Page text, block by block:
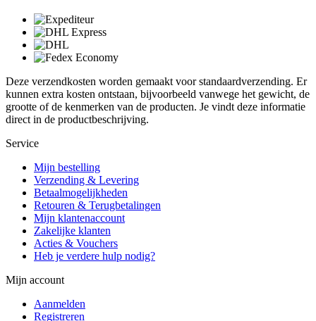
Deze verzendkosten worden gemaakt voor standaardverzending. Er
kunnen extra kosten ontstaan, bijvoorbeeld vanwege het gewicht, de
grootte of de kenmerken van de producten. Je vindt deze informatie
direct in de productbeschrijving.
Service
Mijn bestelling
Verzending & Levering
Betaalmogelijkheden
Retouren & Terugbetalingen
Mijn klantenaccount
Zakelijke klanten
Acties & Vouchers
Heb je verdere hulp nodig?
Mijn account
Aanmelden
Registreren